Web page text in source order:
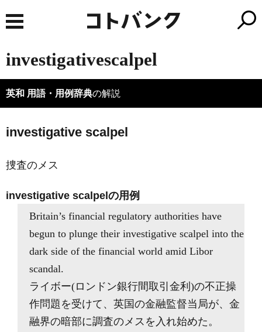
investigativescalpel
英和 用語・用例辞典の解説
investigative scalpel
捜査のメス
investigative scalpelの用例
Britain’s financial regulatory authorities have
begun to plunge their investigative scalpel into the
dark side of the financial world amid Libor
scandal.
ライボー(ロンドン銀行間取引金利)の不正操
作問題を受けて、英国の金融監督当局が、金
融界の暗部に調査のメスを入れ始めた。